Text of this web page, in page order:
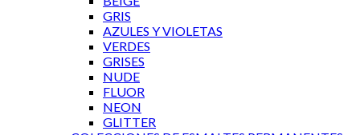
GRIS
AZULES Y VIOLETAS
VERDES
GRISES
NUDE
FLUOR
NEON
GLITTER